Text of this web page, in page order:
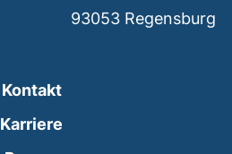
Kontakt
Karriere
93053 Regensburg